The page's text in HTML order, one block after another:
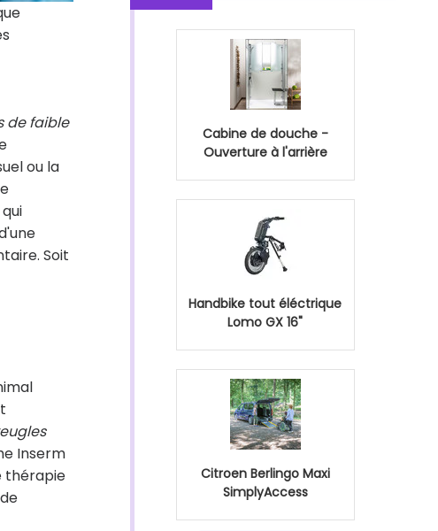
de faible
ou la
Soit
Inserm
thérapie
Cabine de douche -
Ouverture à l'arrière
Handbike tout éléctrique
Lomo GX 16"
Citroen Berlingo Maxi
SimplyAccess